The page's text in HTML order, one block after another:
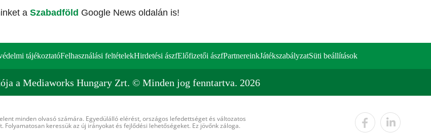
a Szabadföld Google News oldalán is!
tájékoztatóFelhasználási feltételekHirdetési ászfElőfizetői ászfPartnereinkJátékszabályzatSüti beállítások
a Mediaworks Hungary Zrt. © Minden jog fenntartva. 2026
minden olvasó számára. Egyedülálló elérést, országos lefedettséget és változatos
Folyamatosan keressük az új irányokat és fejlődési lehetőségeket. Ez jövőnk záloga.